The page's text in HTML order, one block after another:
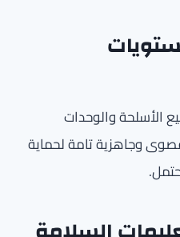
الأسلحة والوحدات
وجاهزية تامة لحماية